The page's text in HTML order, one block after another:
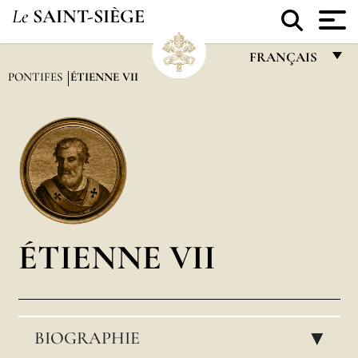
Le SAINT-SIÈGE
FRANÇAIS
PONTIFES ÉTIENNE VII
ÉTIENNE VII
BIOGRAPHIE ▸